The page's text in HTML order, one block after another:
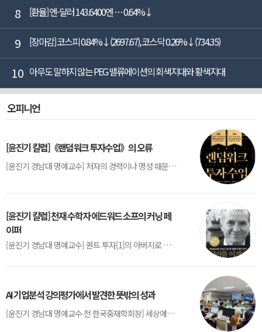
8 [환율] 엔-달러 143.6400엔 … 0.64%↓
9 [장마감] 코스피 0.84%↓(2697.67), 코스닥 0.26%↓(734.35)
10 아무도 말하지 않는 PEG 밸류에이션의 회색지대와 황색지대
오피니언
[윤진기 칼럼]《랜덤워크 투자수업》의 오류
[윤진기 경남대 명예교수] 저자의 경력이나 명성 때문인지 2020년에 번역 출판된 《랜덤워크 투자수업》(A Random Walk Down Wall Street) 12판은 표지부터가 거창하다. ‘45년간 12번 개정하며 철저히 검증한 투자서’, ‘전문가 부럽지 않은 투자 감각을 길러주는 위대한 투자지침서’ 라는 은빛 광고문구로 독자를 유혹한다.[1] 출판 50주...
[윤진기 칼럼] 천재 수학자 에드워드 소프의 커닝 페
이퍼
[윤진기 경남대 명예교수] 퀀트 투자[1]의 아버지로 불리는 에드워드 소프(Edward O. Thorp)는 수학계에서 천재로 알려진 인물이다. 그는 수학자이지만, 투자 업계에도 여러 가지 흥미로운 일화를 남겼다.수학을 이용하여 카지노를 이길 수 있는지가 궁금했던 그는 동료 교수가 소개해 준 블랙잭(Blackjack) 전략의 핵심을 손바닥 크기의 종이에 요...
AI 기업분석 강의평가에서 발견한 뜻밖의 성과
[윤진기 경남대 명예교수∙전 한국중재학회장] 세상에는 우연처럼 보이지만 인류의 진보를 이끌어낸 사건들이 있다. 영국의 알렉산더 플레밍(Alexander Fleming)이 곰팡이 핀 페트리 접시(Petri dish)를 버리지 않고[1] 관찰해 페니실린을 발견한 것은 그 대표적 사례다. 무심히 지나쳤다면 결코 없었을 혁신이었다.지난 7월 5일, 필자가 개발한 기업...